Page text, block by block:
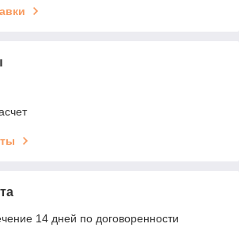
14 дней по договоренности